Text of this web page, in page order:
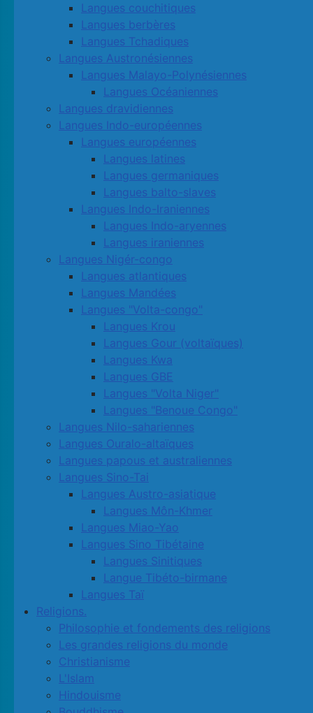
Langues couchitiques
Langues berbères
Langues Tchadiques
Langues Austronésiennes
Langues Malayo-Polynésiennes
Langues Océaniennes
Langues dravidiennes
Langues Indo-européennes
Langues européennes
Langues latines
Langues germaniques
Langues balto-slaves
Langues Indo-Iraniennes
Langues Indo-aryennes
Langues iraniennes
Langues Nigér-congo
Langues atlantiques
Langues Mandées
Langues "Volta-congo"
Langues Krou
Langues Gour (voltaïques)
Langues Kwa
Langues GBE
Langues "Volta Niger"
Langues "Benoue Congo"
Langues Nilo-sahariennes
Langues Ouralo-altaïques
Langues papous et australiennes
Langues Sino-Tai
Langues Austro-asiatique
Langues Môn-Khmer
Langues Miao-Yao
Langues Sino Tibétaine
Langues Sinitiques
Langue Tibéto-birmane
Langues Taï
Religions.
Philosophie et fondements des religions
Les grandes religions du monde
Christianisme
L'Islam
Hindouisme